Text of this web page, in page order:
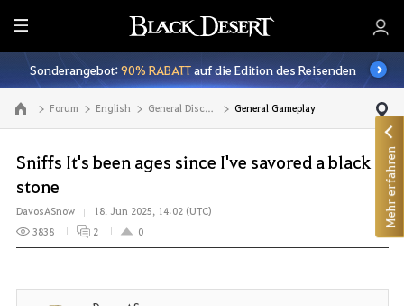
A
l
l
e
Sonderangebot:90% RABATTauf die Edition des Reisenden
Zur Hauptseite Forum English General Discussion General Gameplay
Sniffs It's been ages since I've savored a black
stone
DavosASnow
18. Jun 2025, 14:02 (UTC)
3838
2 0
Mehr erfahren